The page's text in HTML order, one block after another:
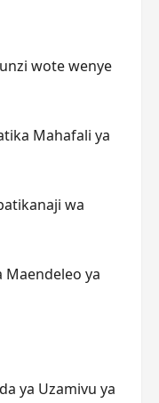
wote wenye
Mahafali ya
wa
ya
ya Uzamivu ya